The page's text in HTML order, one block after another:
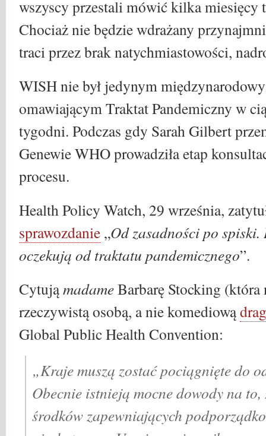
wszyscy przestali mówić kilka miesięcy
Chociaż nie będzie wdrażany
traci przez brak natychmiastowości,
WISH nie był jedynym
omawiającym Traktat Pandemiczny w
tygodni. Podczas gdy Sarah Gilbert
Genewie WHO prowadziła etap
procesu.
Health Policy Watch, 29 września,
sprawozdanie „Od zasadności po
oczekują od traktatu pandemicznego”.
CytująmadameBarbarę Stocking
rzeczywistą osobą, a nie komediową
Global Public Health Convention:
„Kraje muszą zostać pociągnięte do
Obecnie istnieją mocne dowody na to,
środków zapewniających